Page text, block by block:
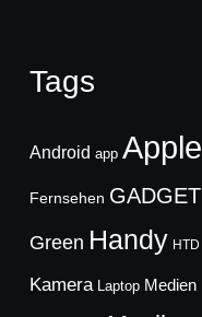
Tags
Android app Apple
Fernsehen GADGET
Green Handy HTD
Kamera Laptop Medien